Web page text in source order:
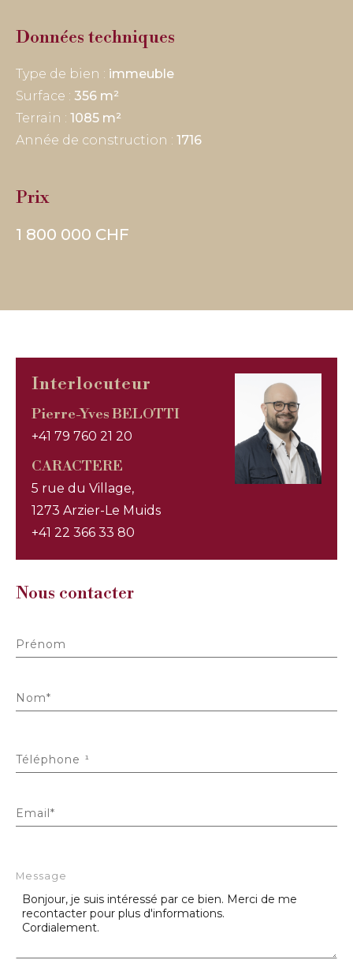
Données techniques
Type de bien : immeuble
Surface : 356 m²
Terrain : 1085 m²
Année de construction : 1716
Prix
1 800 000 CHF
Interlocuteur
Pierre-Yves BELOTTI
+41 79 760 21 20
CARACTERE
5 rue du Village,
1273 Arzier-Le Muids
+41 22 366 33 80
Nous contacter
Prénom
Nom*
Téléphone ¹
Email*
Message